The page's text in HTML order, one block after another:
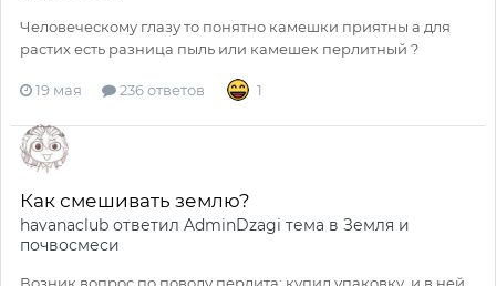
Человеческому глазу то понятно камешки приятны а для
растих есть разница пыль или камешек перлитный ?
19 мая 236 ответов 1
Как смешивать землю?
havanaclub ответил AdminDzagi тема в Земля и
почвосмеси
Возник вопрос по поводу перлита: купил упаковку, и в ней